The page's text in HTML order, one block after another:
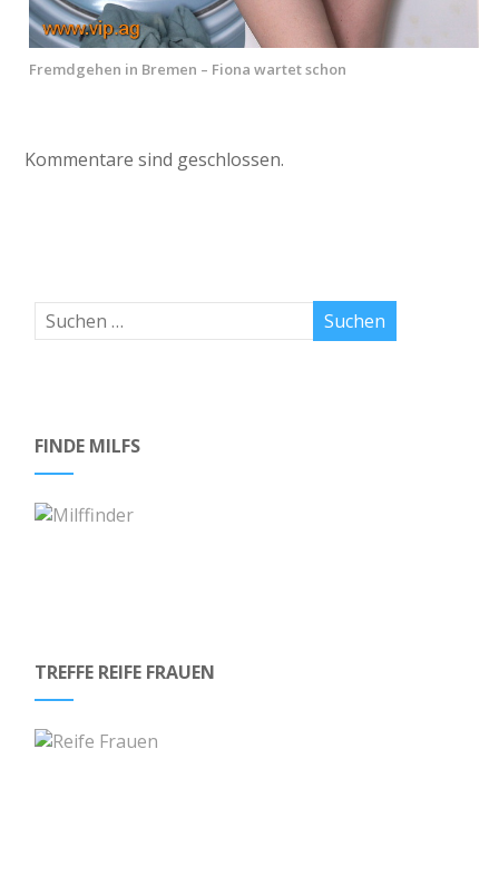
Fremdgehen in Bremen – Fiona wartet schon
Kommentare sind geschlossen.
FINDE MILFS
TREFFE REIFE FRAUEN